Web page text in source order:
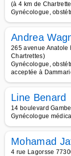
(à 4 km de
Gynécologue,
Andrea
265 avenue Anatole
Chartrettes)
Gynécologue,
acceptée à
Line Benard
14 boulevard
Gynécologue
Mohamad
4 rue Lagorsse